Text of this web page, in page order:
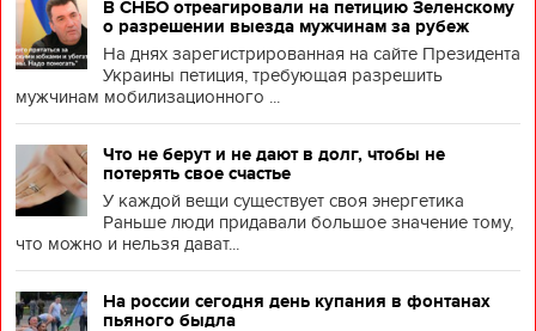
В СНБО отреагировали на петицию Зеленскому
о разрешении выезда мужчинам за рубеж
На днях зарегистрированная на сайте Президента
Украины петиция, требующая разрешить
мужчинам мобилизационного ...
Что не берут и не дают в долг, чтобы не
потерять свое счастье
У каждой вещи существует своя энергетика
Раньше люди придавали большое значение тому,
что можно и нельзя дават...
На россии сегодня день купания в фонтанах
пьяного быдла